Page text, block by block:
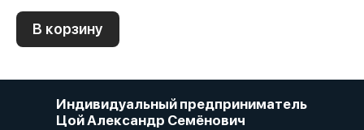
В корзину
Индивидуальный предприниматель
Цой Александр Семёнович